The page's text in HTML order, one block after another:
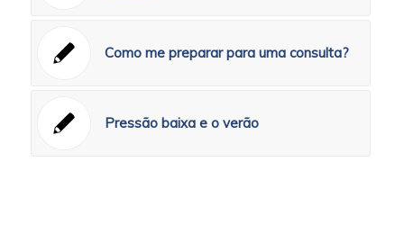
Como me preparar para uma consulta?
Pressão baixa e o verão